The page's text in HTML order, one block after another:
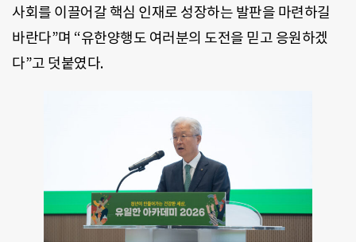
사회를 이끌어갈 핵심 인재로 성장하는 발판을 마련하길
바란다”며 “유한양행도 여러분의 도전을 믿고 응원하겠
다”고 덧붙였다.